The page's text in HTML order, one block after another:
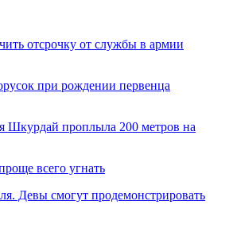
отсрочку от службы в армии
при рождении первенца
Шкурдай проплыла 200 метров на
всего угнать
Девы смогут продемонстрировать